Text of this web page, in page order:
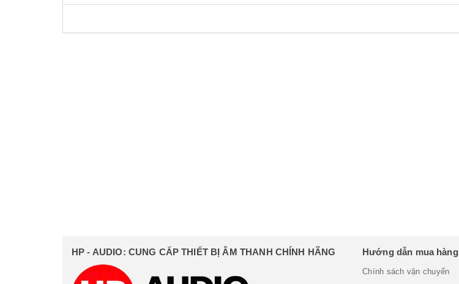
HP - AUDIO: CUNG CẤP THIẾT BỊ ÂM THANH CHÍNH HÃNG Hướng dẫn mua hàng
Chính sách vận chuyển